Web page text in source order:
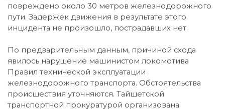
повреждено около 30 метров железнодорожного
пути. Задержек движения в результате этого
инцидента не произошло, пострадавших нет.
По предварительным данным, причиной схода
явилось нарушение машинистом локомотива
Правил технической эксплуатации
железнодорожного транспорта. Обстоятельства
происшествия уточняются. Тайшетской
транспортной прокуратурой организована